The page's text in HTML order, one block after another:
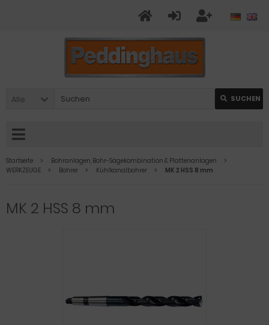
Alle SUCHEN
Startseite
Bohranlagen, Bohr-Sägekombination & Plattenanlagen
WERKZEUGE
Bohrer Kühlkanalbohrer MK 2 HSS 8 mm
MK 2 HSS 8 mm